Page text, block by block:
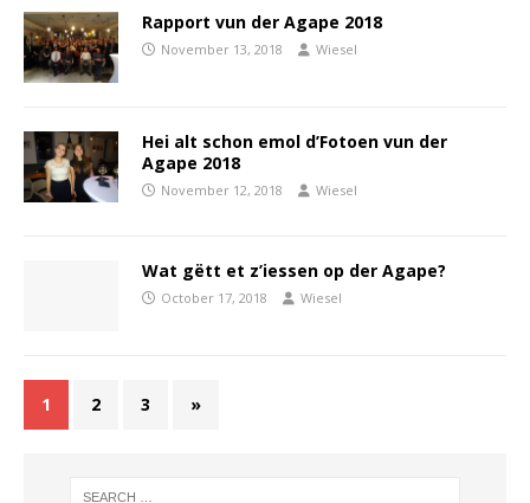
Rapport vun der Agape 2018
November 13, 2018 Wiesel
Hei alt schon emol d’Fotoen vun der
Agape 2018
November 12, 2018 Wiesel
Wat gëtt et z’iessen op der Agape?
October 17, 2018 Wiesel
1 2 3 »